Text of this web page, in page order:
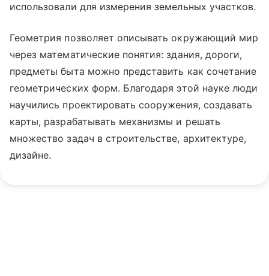
использовали для измерения земельных участков.
Геометрия позволяет описывать окружающий мир
через математические понятия: здания, дороги,
предметы быта можно представить как сочетание
геометрических форм. Благодаря этой науке люди
научились проектировать сооружения, создавать
карты, разрабатывать механизмы и решать
множество задач в строительстве, архитектуре,
дизайне.